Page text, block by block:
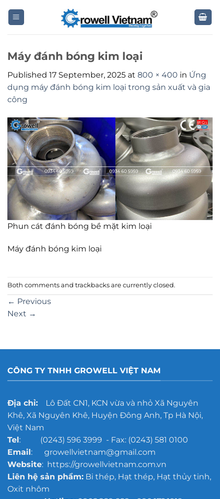
Máy đánh bóng kim loại
Published 17 September, 2025 at 800 × 400 in Ứng
dụng máy đánh bóng kim loại trong sản xuất và gia
công
Phun cát đánh bóng bề mặt kim loại
Máy đánh bóng kim loại
Both comments and trackbacks are currently closed.
← Previous
Next →
CÔNG TY TNHH GROWELL VIỆT NAM
Địa chỉ:Lô Đất CN1, KCN vừa và nhỏ Xã Nguyên
Khê, Xã Nguyên Khê, Huyện Đông Anh, Tp Hà Nội,
Việt Nam
Tel: (0243) 596 3999 - Fax: (0243) 581 0100
Email: growellvietnam@gmail.com
Website: https://growellvietnam.com.vn
Liên hệ sản phẩm:Bi thép, Hạt thép, Hạt thủy tinh,
Oxit nhôm